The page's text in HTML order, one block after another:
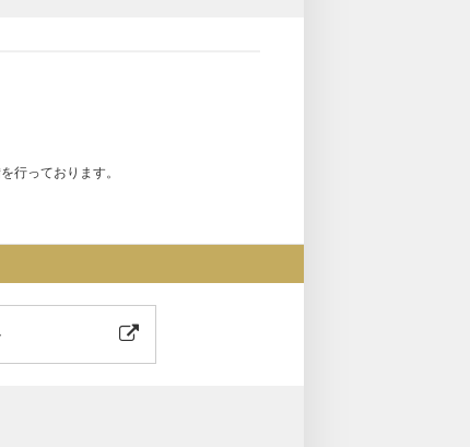
行っております。